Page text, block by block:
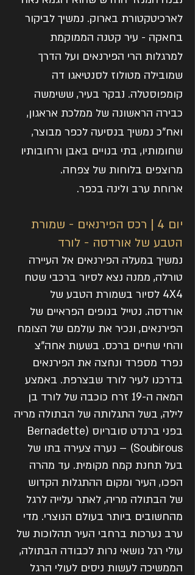
לארכיטקטורת בארוק. נמשיך לביקור
בחאקה - עיר קטנה הממוקמת
למרגלות הרי הפירנאים ועל הדרך
שמובילה מטולוז לסנטיאגו דה
קומפוסטלה. נבקר בעיר, ששימשה
כבירה הראשונה של ממלכת אראגון,
ואח"כ נמשיך בנסיעה לכפר מבוצר,
שחומותיו, בתי בנויים באבן ורחובותיו
מרוצפים בלוחות של צפחה.
ארוחת ערב ולינה בכפר.
יום 4 | רכס הפירנאים - שמורת
הטבע של אורדסה - לורד
נמשיך במעלה הפירנאים אל העיירה
טורלה, ממנה נצא לסיור ברכבי שטח
4X4 לסיור בשמורת הטבע של
אורדסה. נטייל בנופים הפראיים של
הפירנאים, ונכיר את עולמם של הצומח
והחי שחיים ברכס. בשעות אחה"צ
נפרד מספרד ונחצה את הפירנאים
בדרכנו לעיר לורד שבצרפת. באמצע
המאה ה-19 זרח כוכבה של לורד בן
לילה, בשל התגלותה של הבתולה מריה
בפני ברנדט סובריוס (Bernadette
Soubirous) – נערה צעירה בתו של
בעל תחנת קמח מקומית. עד מהרה
הפכו, העיר ומקום ההתגלות הקדוש
של הבתולה מריה, לאתר עלייה לרגל
מהחשובים ביותר בעולם הנוצרי. מדי
ערב נערכות ברחבי העיר תהלוכות של
עולי רגל נושאי נרות לכבודה הבתולה,
הממשיכה לעשות ניסים לעולי הרגל